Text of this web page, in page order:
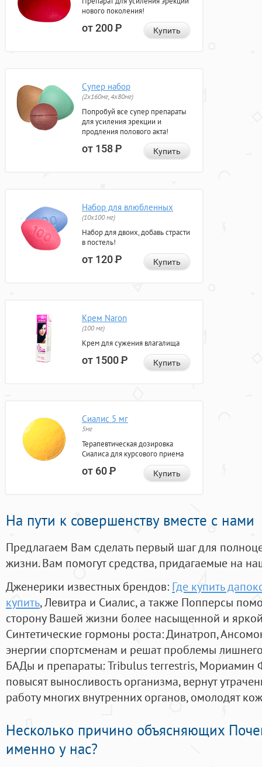
нового поколения!
от 200Р Купить
Супер набор
(2х160мг, 4х80мг)
Попробуй все супер препараты
для усиления эрекции и
продления полового акта!
от 158Р Купить
Набор для влюбленных
(10х100 мг)
Набор для двоих, добавь страсти
в постель!
от 120Р Купить
Крем Naron
(100 мг)
Крем для сужения влагалища
от 1500Р Купить
Сиалис 5 мг
5мг
Терапевтическая дозировка
Сиалиса для курсового приема
от 60Р Купить
На пути к совершенству вместе с нами
Предлагаем Вам сделать первый шаг для
жизни. Вам помогут средства, придагаемые на
Дженерики известных брендов: Где купить
купить, Левитра и Сиалис, а также Попперсы
сторону Вашей жизни более насыщенной и
Синтетические гормоны роста: Динатроп,
энергии спортсменам и решат проблемы
БАДы и препараты:Tribulus terrestris, Мориамин
повысят выносливость организма, вернут
работу многих внутренних органов, омолодят
Несколько причино объясняющих
именно у нас?